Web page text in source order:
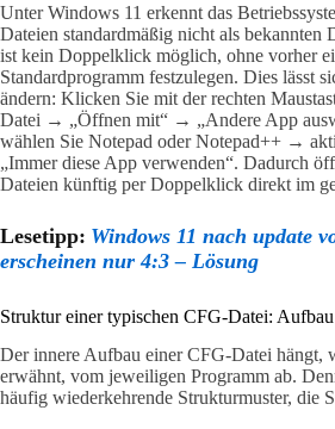
Unter Windows 11 erkennt das
Dateien standardmäßig nicht als bekannten
ist kein Doppelklick möglich, ohne vorher
Standardprogramm festzulegen. Dies lässt
ändern: Klicken Sie mit der rechten
Datei → „Öffnen mit“ → „Andere App
wählen Sie Notepad oder Notepad++ →
„Immer diese App verwenden“. Dadurch
Dateien künftig per Doppelklick direkt im
Lesetipp: Windows 11 nach update
erscheinen nur 4:3 – Lösung
Struktur einer typischen CFG-Datei:
Der innere Aufbau einer CFG-Datei hängt,
erwähnt, vom jeweiligen Programm ab.
häufig wiederkehrende Strukturmuster, die